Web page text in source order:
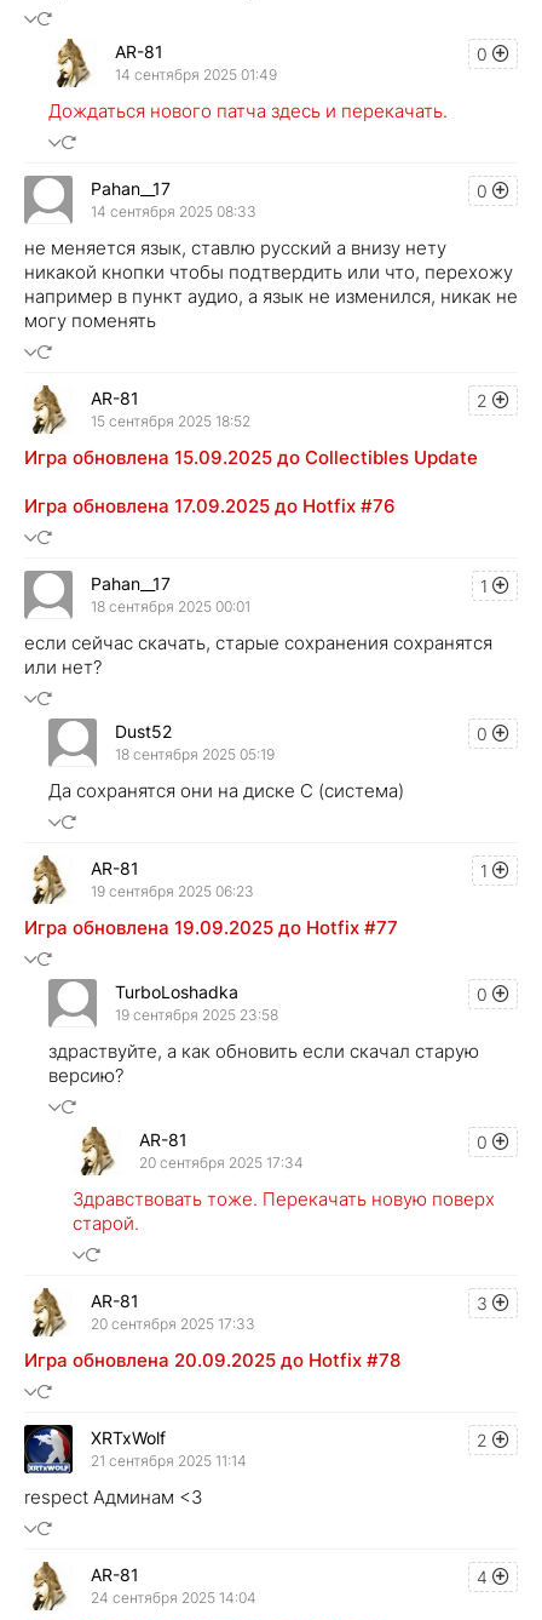
0
AR-81
14 сентября 2025 01:49
Дождаться нового патча здесь и перекачать.
0
Pahan__17
14 сентября 2025 08:33
не меняется язык, ставлю русский а внизу нету
никакой кнопки чтобы подтвердить или что, перехожу
например в пункт аудио, а язык не изменился, никак не
могу поменять
2
AR-81
15 сентября 2025 18:52
Игра обновлена 15.09.2025 до Collectibles Update
Игра обновлена 17.09.2025 до Hotfix #76
1
Pahan__17
18 сентября 2025 00:01
если сейчас скачать, старые сохранения сохранятся
или нет?
0
Dust52
18 сентября 2025 05:19
Да сохранятся они на диске С (система)
1
AR-81
19 сентября 2025 06:23
Игра обновлена 19.09.2025 до Hotfix #77
0
TurboLoshadka
19 сентября 2025 23:58
здраствуйте, а как обновить если скачал старую
версию?
0
AR-81
20 сентября 2025 17:34
Здравствовать тоже. Перекачать новую поверх
старой.
3
AR-81
20 сентября 2025 17:33
Игра обновлена 20.09.2025 до Hotfix #78
2
XRTxWolf
21 сентября 2025 11:14
respect Админам <3
4
AR-81
24 сентября 2025 14:04